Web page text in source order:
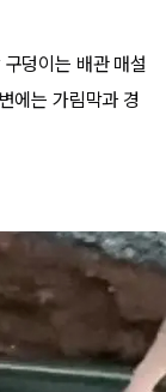
덩이는 배관 매설
에는 가림막과 경